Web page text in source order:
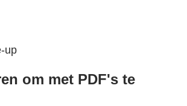
up
om met PDF's te